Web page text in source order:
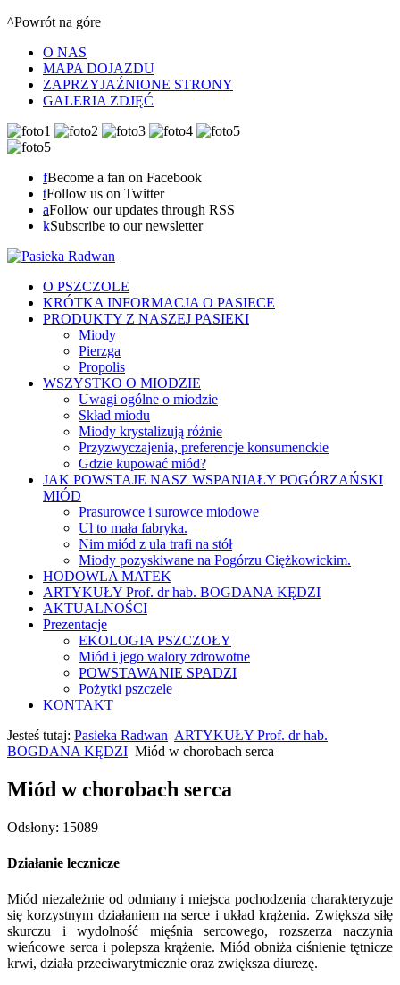
^Powrót na góre
O NAS
MAPA DOJAZDU
ZAPRZYJAŹNIONE STRONY
GALERIA ZDJĘĆ
fBecome a fan on Facebook
tFollow us on Twitter
aFollow our updates through RSS
kSubscribe to our newsletter
O PSZCZOLE
KRÓTKA INFORMACJA O PASIECE
PRODUKTY Z NASZEJ PASIEKI
Miody
Pierzga
Propolis
WSZYSTKO O MIODZIE
Uwagi ogólne o miodzie
Skład miodu
Miody krystalizują różnie
Przyzwyczajenia, preferencje konsumenckie
Gdzie kupować miód?
JAK POWSTAJE NASZ WSPANIAŁY POGÓRZAŃSKI
MIÓD
Prasurowce i surowce miodowe
Ul to mała fabryka.
Nim miód z ula trafi na stół
Miody pozyskiwane na Pogórzu Ciężkowickim.
HODOWLA MATEK
ARTYKUŁY Prof. dr hab. BOGDANA KĘDZI
AKTUALNOŚCI
Prezentacje
EKOLOGIA PSZCZOŁY
Miód i jego walory zdrowotne
POWSTAWANIE SPADZI
Pożytki pszczele
KONTAKT
Jesteś tutaj: Pasieka Radwan ARTYKUŁY Prof. dr hab.
BOGDANA KĘDZI Miód w chorobach serca
Miód w chorobach serca
Odsłony: 15089
Działanie lecznicze
Miód niezależnie od odmiany i miejsca pochodzenia charakteryzuje
się korzystnym działaniem na serce i układ krążenia. Zwiększa siłę
skurczu i wydolność mięśnia sercowego, rozszerza naczynia
wieńcowe serca i polepsza krążenie. Miód obniża ciśnienie tętnicze
krwi, działa przeciwarytmicznie oraz zwiększa diurezę.